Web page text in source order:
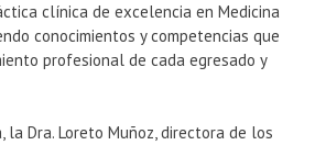
clínica de excelencia en Medicina
conocimientos y competencias que
profesional de cada egresado y
la Dra. Loreto Muñoz, directora de los